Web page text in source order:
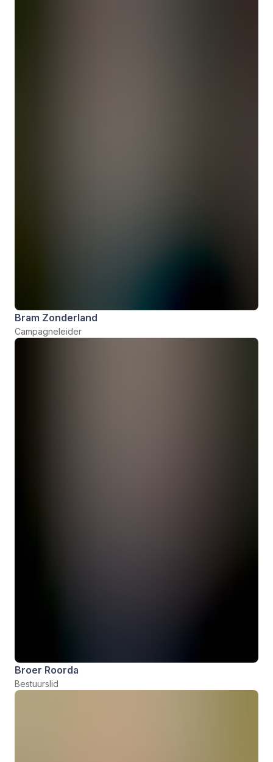
Bram Zonderland
Campagneleider
Broer Roorda
Bestuurslid